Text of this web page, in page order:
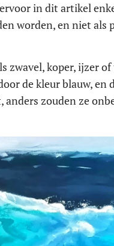
in dit artikel
worden, en niet als
zwavel, koper, ijzer
de kleur blauw, en
zouden ze